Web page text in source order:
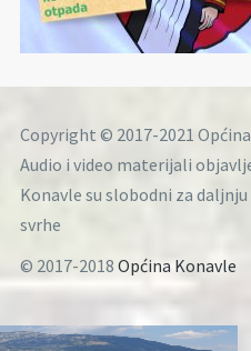
Copyright © 2017-2021
Audio i video materijali
Konavle su slobodni za
svrhe
© 2017-2018 Općina Konavle